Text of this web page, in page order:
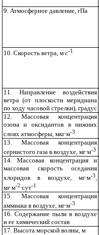
9. Атмосферное давление, гПа
10. Скорость ветра, м∙с-1
11. Направление воздействия
ветра (от плоскости меридиана
по ходу часовой стрелки), градус
12. Массовая концентрация
озона и оксидантов в нижних
слоях атмосферы, мкг∙м-3
13. Массовая концентрация
сернистого газа в воздухе, мг∙м-3
14. Массовая концентрация и
массовая скорость оседания
хлоридов в воздухе, мг∙м-3,
мг∙м-2∙сут-1
15. Массовая концентрация
аммиака в воздухе, мг∙м-3
16. Содержание пыли в воздухе
и ее химический состав
17. Высота морской волны, м